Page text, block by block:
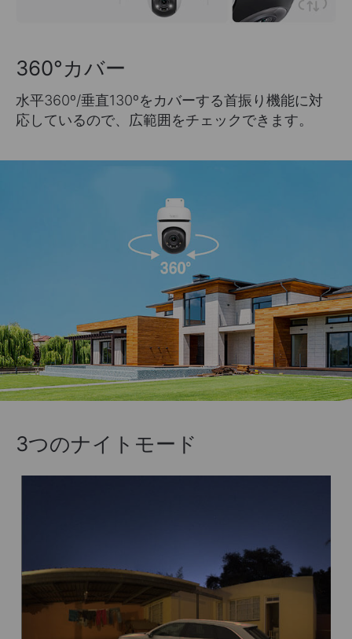
360°カバー
水平360º/垂直130ºをカバーする首振り機能に対
応しているので、広範囲をチェックできます。
3つのナイトモード